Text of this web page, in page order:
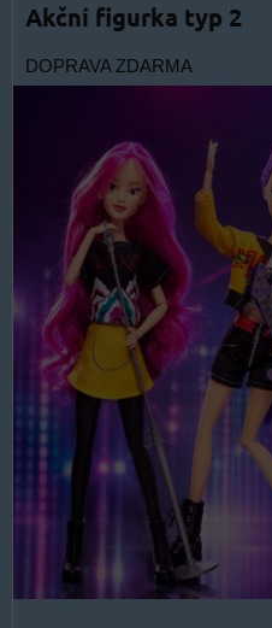
Akční figurka typ 2
DOPRAVA ZDARMA